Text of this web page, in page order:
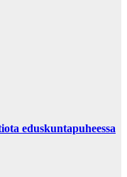
eduskuntapuheessa